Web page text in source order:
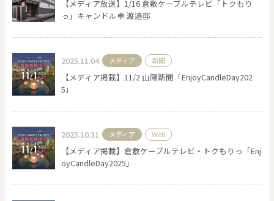
クリア
色で探す
お買い物ガイド 企業情報
【メディア放送】1/16 倉敷ケーブルテレビ「トクもり
っ」キャンドル卓 渡邉邸
2025.11.04 メディア 新聞
【メディア掲載】11/2 山陽新聞「EnjoyCandleDay202
5」
2025.10.31 メディア Web
【メディア掲載】倉敷ケーブルテレビ・トクもりっ「Enj
oyCandleDay2025」